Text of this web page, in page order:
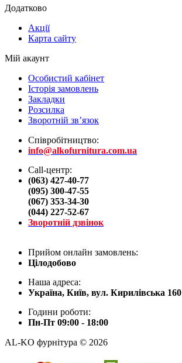
Додатково
Акції
Карта сайту
Мій акаунт
Особистий кабінет
Історія замовлень
Закладки
Розсилка
Зворотній зв’язок
Співробітництво:
info@alkofurnitura.com.ua
Call-центр:
(063) 427-40-77
(095) 300-47-55
(067) 353-34-30
(044) 227-52-67
Зворотній дзвінок
Прийом онлайн замовлень:
Цілодобово
Наша адреса:
Україна, Київ, вул. Кирилівська 160
Години роботи:
Пн-Пт 09:00 - 18:00
AL-KO фурнітура © 2026